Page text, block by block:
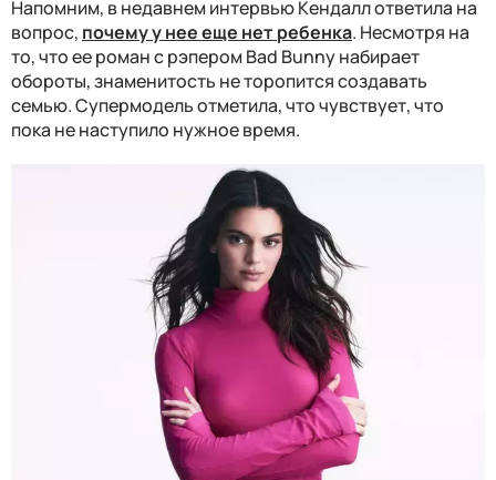
Напомним, в недавнем интервью Кендалл ответила на
вопрос, почему у нее еще нет ребенка. Несмотря на
то, что ее роман с рэпером Bad Bunny набирает
обороты, знаменитость не торопится создавать
семью. Супермодель отметила, что чувствует, что
пока не наступило нужное время.